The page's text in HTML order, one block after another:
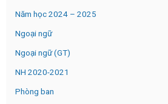
Năm học 2024 – 2025
Ngoại ngữ
Ngoại ngữ (GT)
NH 2020-2021
Phòng ban